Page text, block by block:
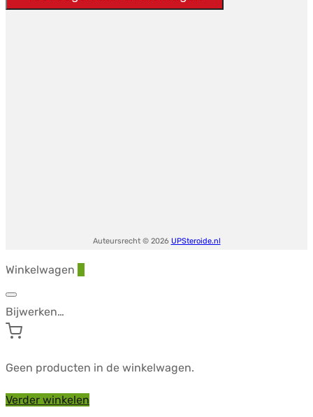
Auteursrecht © 2026 UPSteroide.nl
Winkelwagen
Bijwerken…
Geen producten in de winkelwagen.
Verder winkelen